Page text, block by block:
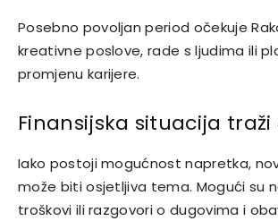
Posebno povoljan period očekuje
kreativne poslove, rade s ljudima ili
promjenu karijere.
Finansijska situacija traži
Iako postoji mogućnost napretka,
može biti osjetljiva tema. Mogući su
troškovi ili razgovori o dugovima i